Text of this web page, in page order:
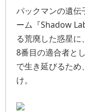
パックマンの遺伝
ーム『Shadow
る荒廃した惑星に
8番目の適合者と
で生き延びるため
け。